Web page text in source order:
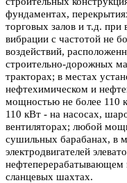
фундаментах,
торговых залов и т.д.
вибрации с частотой не
воздействий,
строительно-дорожных
тракторах; в местах
нефтехимическом и
мощностью не более 110
110 кВт - на насосах,
вентиляторах; любой
сушильных барабанах, в
электродвигателей
нефтеперерабатывающем
сланцевых шахтах.